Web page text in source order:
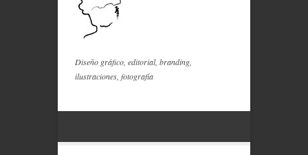
Diseño gráfico, editorial, branding,
ilustraciones, fotografía